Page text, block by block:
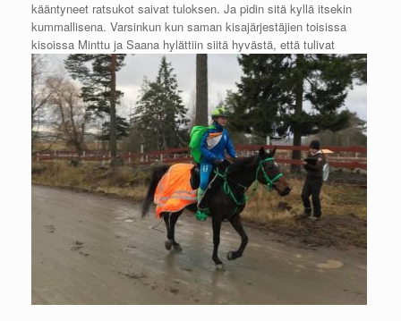
kääntyneet ratsukot saivat tuloksen. Ja pidin sitä kyllä itsekin
kummallisena. Varsinkun kun saman kisajärjestäjien toisissa
kisoissa Minttu ja Saana hylättiin siitä hyvästä, että tulivat